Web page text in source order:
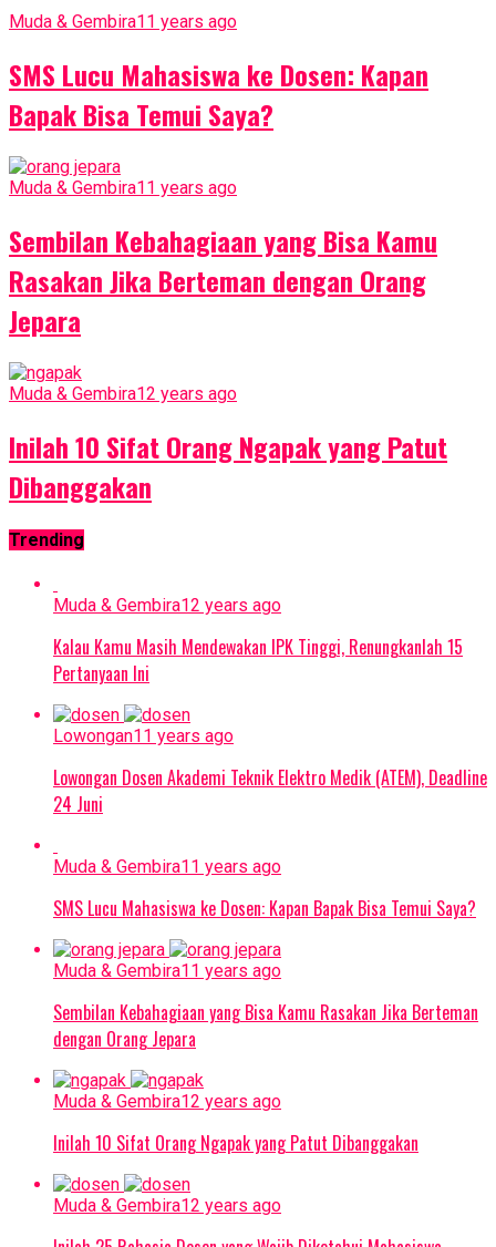
Muda & Gembira11 years ago
SMS Lucu Mahasiswa ke Dosen: Kapan
Bapak Bisa Temui Saya?
Muda & Gembira11 years ago
Sembilan Kebahagiaan yang Bisa Kamu
Rasakan Jika Berteman dengan Orang
Jepara
Muda & Gembira12 years ago
Inilah 10 Sifat Orang Ngapak yang Patut
Dibanggakan
Trending
Muda & Gembira12 years ago
Kalau Kamu Masih Mendewakan IPK Tinggi, Renungkanlah 15
Pertanyaan Ini
Lowongan11 years ago
Lowongan Dosen Akademi Teknik Elektro Medik (ATEM), Deadline
24 Juni
Muda & Gembira11 years ago
SMS Lucu Mahasiswa ke Dosen: Kapan Bapak Bisa Temui Saya?
Muda & Gembira11 years ago
Sembilan Kebahagiaan yang Bisa Kamu Rasakan Jika Berteman
dengan Orang Jepara
Muda & Gembira12 years ago
Inilah 10 Sifat Orang Ngapak yang Patut Dibanggakan
Muda & Gembira12 years ago